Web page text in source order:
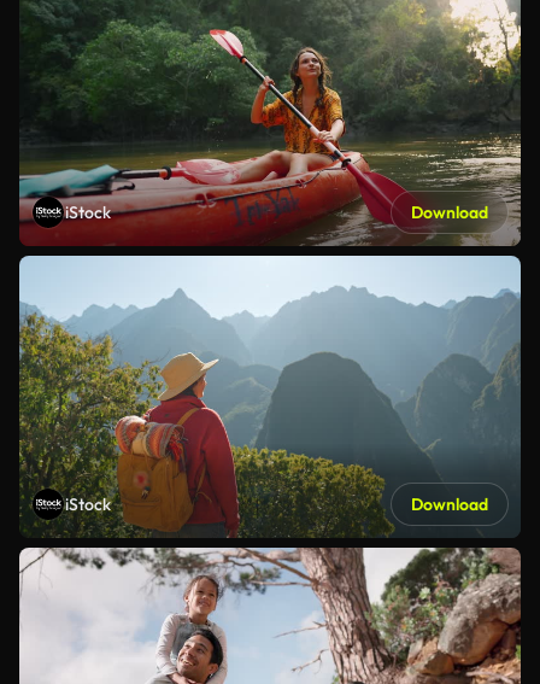
iStock Download
iStock Download